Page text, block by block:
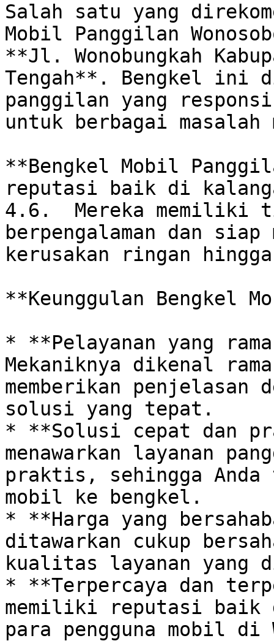
Salah satu yang
Mobil Panggilan
**Jl. Wonobungkah
Tengah**. Bengkel ini
panggilan yang
untuk berbagai
**Bengkel Mobil
reputasi baik di
4.6.  Mereka memiliki
berpengalaman dan siap
kerusakan ringan
**Keunggulan Bengkel
* **Pelayanan yang
Mekaniknya dikenal
memberikan
solusi yang tepat.
* **Solusi cepat dan
menawarkan layanan
praktis, sehingga Anda
mobil ke bengkel.
* **Harga yang
ditawarkan cukup
kualitas layanan yang
* **Terpercaya dan
memiliki reputasi baik
para pengguna mobil di